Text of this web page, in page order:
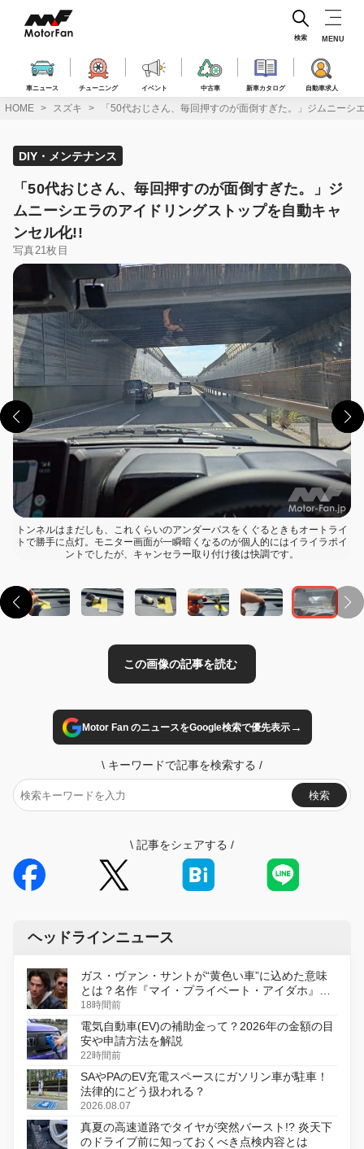
ス
車ニュース チューニング イベント 中古車 新車カタログ 自動車求人
検索 MENU
HOME スズキ 「50代おじさん、毎回押すのが面倒すぎた。」ジムニー
DIY・メンテナンス
「50代おじさん、毎回押すのが面倒すぎた。」ジ
ムニーシエラのアイドリングストップを自動キャ
ンセル化!!
写真21枚目
トンネルはまだしも、これくらいのアンダーパスをくぐるときもオートライ
トで勝手に点灯。モニター画面が一瞬暗くなるのが個人的にはイライラポイ
ントでしたが、キャンセラー取り付け後は快調です。
この画像の記事を読む
Motor Fan のニュースをGoogle検索で優先表示→
\ キーワードで記事を検索する /
検索
\ 記事をシェアする /
ヘッドラインニュース
ガス・ヴァン・サントが“黄色い車”に込めた意味
とは？名作『マイ・プライベート・アイダホ』が
初のデジタルリマスター版で復活
18時間前
電気自動車(EV)の補助金って？2026年の金額の目
安や申請方法を解説
22時間前
SAやPAのEV充電スペースにガソリン車が駐車！
法律的にどう扱われる？
2026.08.07
真夏の高速道路でタイヤが突然バースト!? 炎天下
のドライブ前に知っておくべき点検内容とは